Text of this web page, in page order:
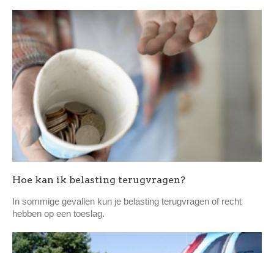
Hoe kan ik belasting terugvragen?
In sommige gevallen kun je belasting terugvragen of recht
hebben op een toeslag.